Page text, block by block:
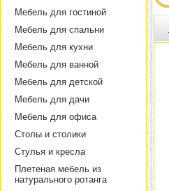
Мебель для гостиной
Мебель для спальни
Мебель для кухни
Мебель для ванной
Мебель для детской
Мебель для дачи
Мебель для офиса
Столы и столики
Стулья и кресла
Плетеная мебель из
натурального ротанга